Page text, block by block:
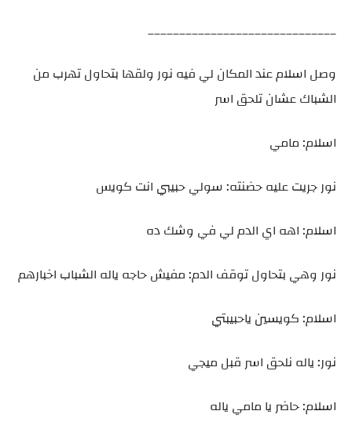
______________________________
وصل اسلام عند المكان لي فيه نور ولقها بتحاول تهرب من
الشباك عشان تلحق اسر
اسلام: مامي
نور جريت عليه حضنته: سولي حبيبي انت كويس
اسلام: اهه اي الدم لي في وشك ده
نور وهي بتحاول توقف الدم: مفيش حاجه ياله الشباب اخبارهم
اسلام: كويسين ياحبيبتي
نور: ياله نلحق اسر قبل ميجي
اسلام: حاضر يا مامي ياله